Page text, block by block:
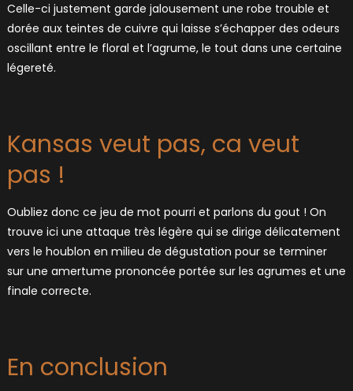
Celle-ci justement garde jalousement une robe trouble et
dorée aux teintes de cuivre qui laisse s’échapper des odeurs
oscillant entre le floral et l’agrume, le tout dans une certaine
légereté.
Kansas veut pas, ca veut
pas !
Oubliez donc ce jeu de mot pourri et parlons du gout ! On
trouve ici une attaque très légère qui se dirige délicatement
vers le houblon en milieu de dégustation pour se terminer
sur une amertume prononcée portée sur les agrumes et une
finale correcte.
En conclusion